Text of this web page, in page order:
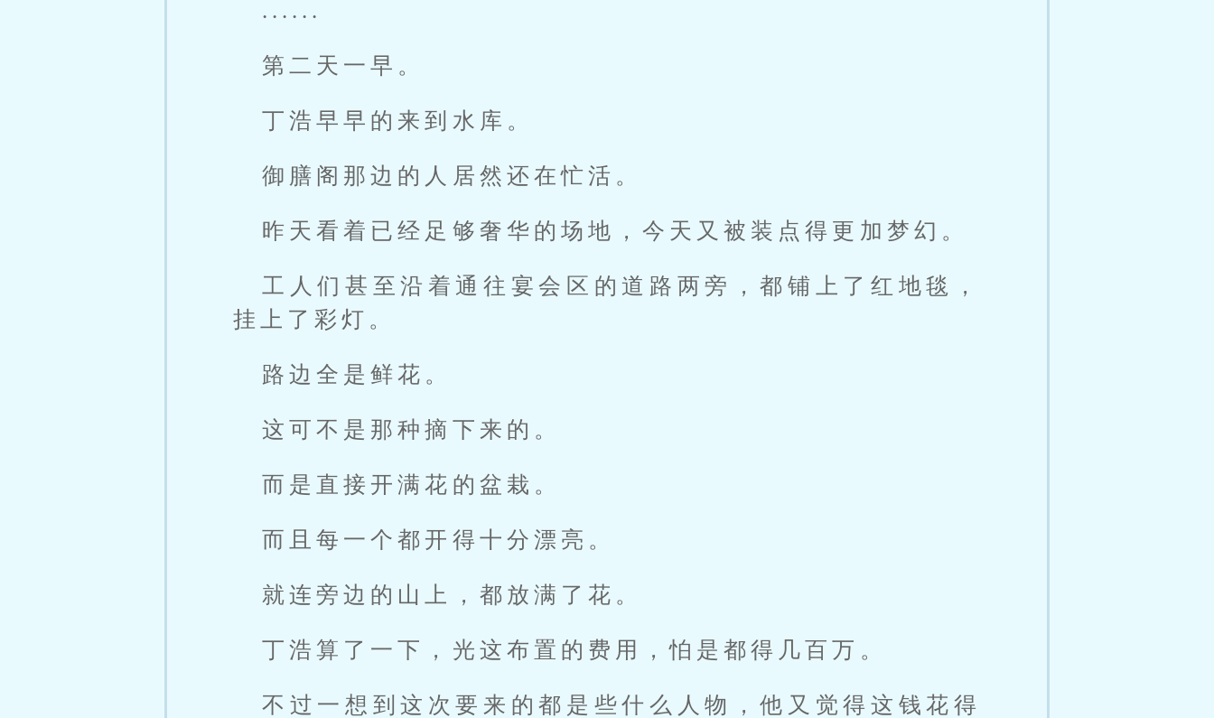
......
第二天一早。
丁浩早早的来到水库。
御膳阁那边的人居然还在忙活。
昨天看着已经足够奢华的场地，今天又被装点得更加梦幻。
工人们甚至沿着通往宴会区的道路两旁，都铺上了红地毯，
挂上了彩灯。
路边全是鲜花。
这可不是那种摘下来的。
而是直接开满花的盆栽。
而且每一个都开得十分漂亮。
就连旁边的山上，都放满了花。
丁浩算了一下，光这布置的费用，怕是都得几百万。
不过一想到这次要来的都是些什么人物，他又觉得这钱花得